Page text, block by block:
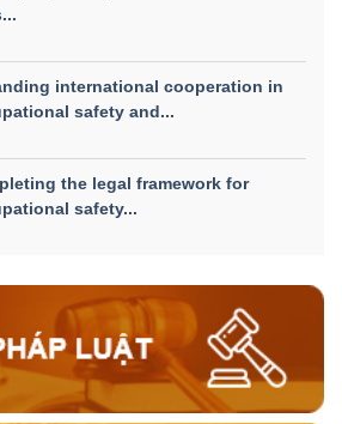
international cooperation in
safety and...
the legal framework for
safety...